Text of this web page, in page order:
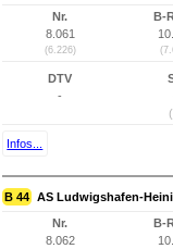
Nr.
8.061
(6.226)
B-
DTV
-
Infos...
B 44 AS Ludwigshafen-
Nr.
8.062
B-